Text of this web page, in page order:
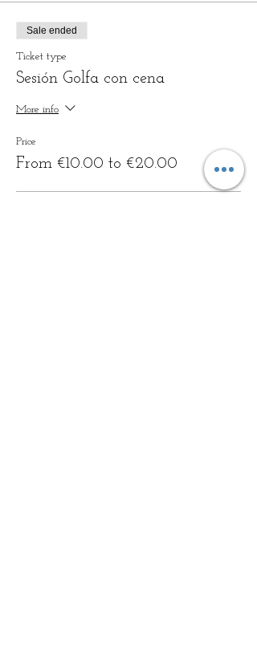
Sale ended
Ticket type
Sesión Golfa con cena
More info
Price
From €10.00 to €20.00